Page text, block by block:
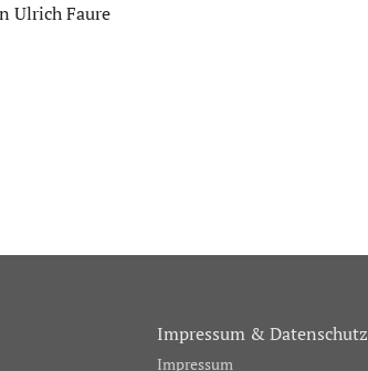
Ulrich Faure
Impressum & Datenschutz
Impressum